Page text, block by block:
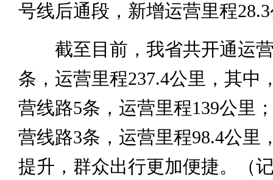
号线后通段，新增运营里程
截至目前，我省共开通运营
条，运营里程237.4公里，其中
营线路5条，运营里程139公里
营线路3条，运营里程98.4公里
提升，群众出行更加便捷。（